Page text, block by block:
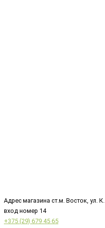
Адрес магазина ст.м. Восток, ул.
вход номер 14
+375 (29) 679 45 65